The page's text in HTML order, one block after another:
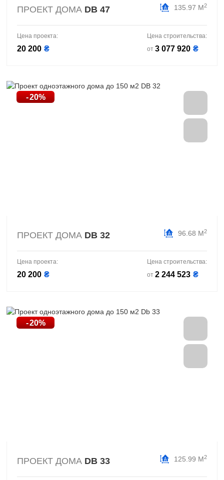
ПРОЕКТ ДОМА DB 47 135.97 М2
Цена проекта:
20 200 ₴
Цена строительства:
от 3 077 920 ₴
ПРОЕКТ ДОМА DB 32 96.68 М2
Цена проекта:
20 200 ₴
Цена строительства:
от 2 244 523 ₴
ПРОЕКТ ДОМА DB 33 125.99 М2